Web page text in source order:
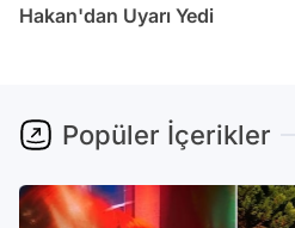
Hakan'dan Uyarı Yedi
Popüler İçerikler